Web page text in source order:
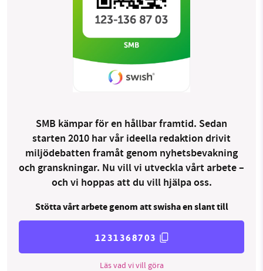
SMB kämpar för en hållbar framtid. Sedan
starten 2010 har vår ideella redaktion drivit
miljödebatten framåt genom nyhetsbevakning
och granskningar. Nu vill vi utveckla vårt arbete –
och vi hoppas att du vill hjälpa oss.
Stötta vårt arbete genom att swisha en slant till
1231368703
Läs vad vi vill göra